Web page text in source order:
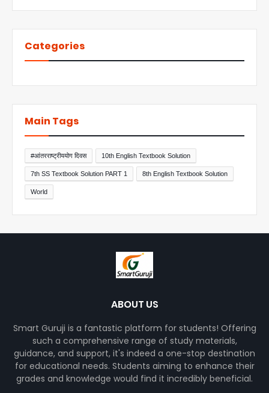
Categories
Main Tags
#आंतरराष्ट्रीययोग दिवस 10th English Textbook Solution
7th SS Textbook Solution PART 1 8th English Textbook Solution
World
ABOUT US
Smart Guruji is a fantastic platform for students! Offering
such a comprehensive range of study materials,
guidance, and support, it's indeed a one-stop destination
for educational needs. Students aiming to enhance their
grades and knowledge would find it incredibly beneficial.